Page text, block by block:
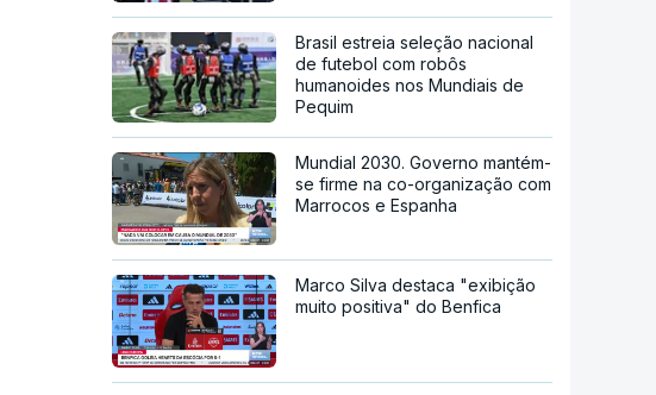
Brasil estreia seleção nacional
de futebol com robôs
humanoides nos Mundiais de
Pequim
Mundial 2030. Governo mantém-
se firme na co-organização com
Marrocos e Espanha
Marco Silva destaca "exibição
muito positiva" do Benfica